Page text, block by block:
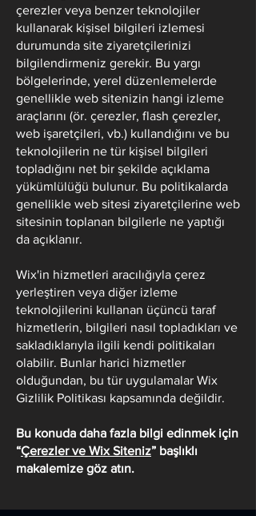
çerezler veya benzer teknolojiler
kullanarak kişisel bilgileri izlemesi
durumunda site ziyaretçilerinizi
bilgilendirmeniz gerekir. Bu yargı
bölgelerinde, yerel düzenlemelerde
genellikle web sitenizin hangi izleme
araçlarını (ör. çerezler, flash çerezler,
web işaretçileri, vb.) kullandığını ve bu
teknolojilerin ne tür kişisel bilgileri
topladığını net bir şekilde açıklama
yükümlülüğü bulunur. Bu politikalarda
genellikle web sitesi ziyaretçilerine web
sitesinin toplanan bilgilerle ne yaptığı
da açıklanır.
Wix'in hizmetleri aracılığıyla çerez
yerleştiren veya diğer izleme
teknolojilerini kullanan üçüncü taraf
hizmetlerin, bilgileri nasıl topladıkları ve
sakladıklarıyla ilgili kendi politikaları
olabilir. Bunlar harici hizmetler
olduğundan, bu tür uygulamalar Wix
Gizlilik Politikası kapsamında değildir.
Bu konuda daha fazla bilgi edinmek için
“Çerezler ve Wix Siteniz” başlıklı
makalemize göz atın.